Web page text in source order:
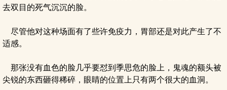
去双目的死气沉沉的脸。
尽管他对这种场面有了些许免疫力，胃部还是对此产生了不
适感。
那张没有血色的脸几乎要怼到季思危的脸上，鬼魂的额头被
尖锐的东西砸得稀碎，眼睛的位置上只有两个很大的血洞。